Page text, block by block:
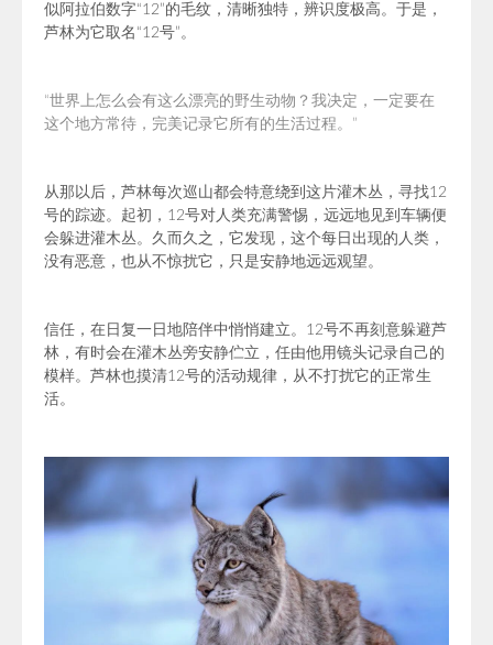
似阿拉伯数字“12”的毛纹，清晰独特，辨识度极高。于是，
芦林为它取名“12号”。
“世界上怎么会有这么漂亮的野生动物？我决定，一定要在
这个地方常待，完美记录它所有的生活过程。”
从那以后，芦林每次巡山都会特意绕到这片灌木丛，寻找12
号的踪迹。起初，12号对人类充满警惕，远远地见到车辆便
会躲进灌木丛。久而久之，它发现，这个每日出现的人类，
没有恶意，也从不惊扰它，只是安静地远远观望。
信任，在日复一日地陪伴中悄悄建立。12号不再刻意躲避芦
林，有时会在灌木丛旁安静伫立，任由他用镜头记录自己的
模样。芦林也摸清12号的活动规律，从不打扰它的正常生
活。